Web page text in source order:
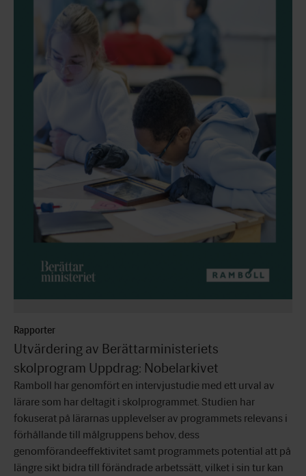
Rapporter
Utvärdering av Berättarministeriets
skolprogram Uppdrag: Nobelarkivet
Ramboll har genomfört en intervjustudie med ett urval av
lärare som har deltagit i skolprogrammet. Studien har
fokuserat på lärarnas upplevelser av programmets relevans i
förhållande till målgruppens behov, dess
genomförandeeffektivitet samt programmets potential att på
längre sikt bidra till förändrade arbetssätt, vilket i sin tur kan